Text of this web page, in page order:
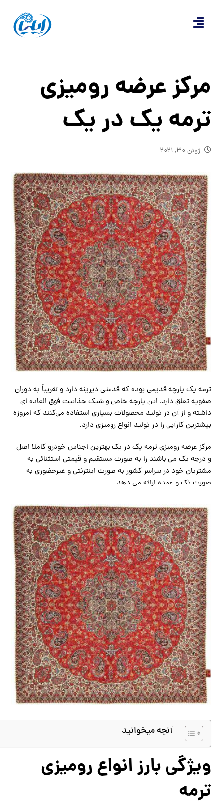
مرکز عرضه رومیزی
ترمه یک در یک
ژوئن ۳۰, ۲۰۲۱
ترمه یک پارچه قدیمی بوده که قدمتی دیرینه دارد و تقریباً به دوران
صفویه تعلق دارد، این پارچه خاص و شیک جذابیت فوق العاده ای
داشته و از آن در تولید محصولات بسیاری استفاده می‌کنند که امروزه
بیشترین کارآیی را در تولید انواع رومیزی دارد.
مرکز عرضه رومیزی ترمه یک در یک بهترین اجناس خودرو کاملا اصل
و درجه یک می باشند را به صورت مستقیم و قیمتی استثنائی به
مشتریان خود در سراسر کشور به صورت اینترنتی و غیرحضوری به
صورت تک و عمده ارائه می دهد.
آنچه میخوانید
ویژگی بارز انواع رومیزی
ترمه